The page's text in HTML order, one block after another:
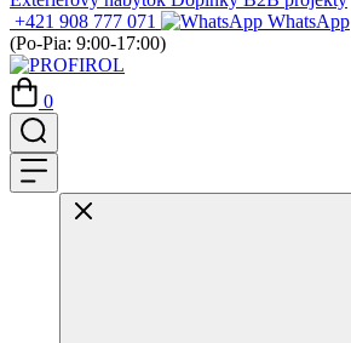
+421 908 777 071
WhatsApp
(Po-Pia: 9:00-17:00)
0